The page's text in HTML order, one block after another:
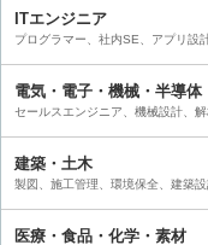
ITエンジニア
プログラマー、社内SE、アプリ設
電気・電子・機械・半導体
セールスエンジニア、機械設計、
建築・土木
製図、施工管理、環境保全、建築
医療・食品・化学・素材